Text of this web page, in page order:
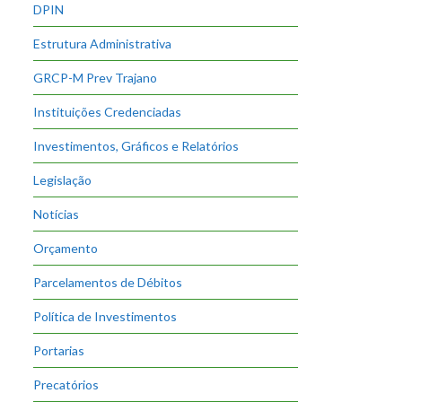
DPIN
Estrutura Administrativa
GRCP-M Prev Trajano
Instituições Credenciadas
Investimentos, Gráficos e Relatórios
Legislação
Notícias
Orçamento
Parcelamentos de Débitos
Política de Investimentos
Portarias
Precatórios